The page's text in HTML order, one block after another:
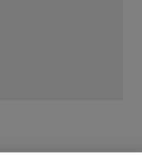
享分享
电子邮件分享